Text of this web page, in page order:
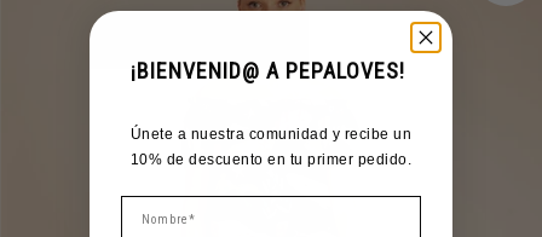
¡BIENVENID@ A PEPALOVES!
Únete a nuestra comunidad y recibe un
10% de descuento en tu primer pedido.